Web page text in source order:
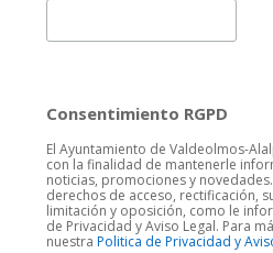
Consentimiento RGPD
El Ayuntamiento de Valdeolmos-
con la finalidad de mantenerle
noticias, promociones y
derechos de acceso, rectificación,
limitación y oposición, como le
de Privacidad y Aviso Legal. Para
nuestra Politica de Privacidad y